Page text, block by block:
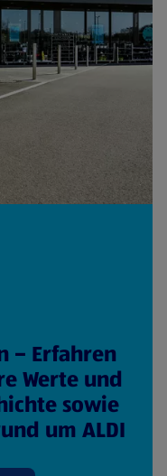
– Erfahren
Werte und
sowie
um ALDI